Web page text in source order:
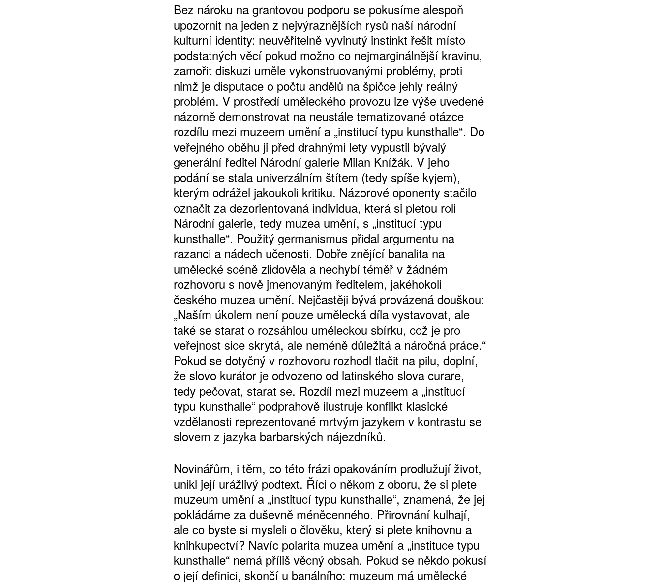
Bez nároku na grantovou podporu se pokusíme alespoň
upozornit na jeden z nejvýraznějších rysů naší národní
kulturní identity: neuvěřitelně vyvinutý instinkt řešit místo
podstatných věcí pokud možno co nejmarginálnější kravinu,
zamořit diskuzi uměle vykonstruovanými problémy, proti
nimž je disputace o počtu andělů na špičce jehly reálný
problém. V prostředí uměleckého provozu lze výše uvedené
názorně demonstrovat na neustále tematizované otázce
rozdílu mezi muzeem umění a „institucí typu kunsthalle“. Do
veřejného oběhu ji před drahnými lety vypustil bývalý
generální ředitel Národní galerie Milan Knížák. V jeho
podání se stala univerzálním štítem (tedy spíše kyjem),
kterým odrážel jakoukoli kritiku. Názorové oponenty stačilo
označit za dezorientovaná individua, která si pletou roli
Národní galerie, tedy muzea umění, s „institucí typu
kunsthalle“. Použitý germanismus přidal argumentu na
razanci a nádech učenosti. Dobře znějící banalita na
umělecké scéně zlidověla a nechybí téměř v žádném
rozhovoru s nově jmenovaným ředitelem, jakéhokoli
českého muzea umění. Nejčastěji bývá provázená douškou:
„Naším úkolem není pouze umělecká díla vystavovat, ale
také se starat o rozsáhlou uměleckou sbírku, což je pro
veřejnost sice skrytá, ale neméně důležitá a náročná práce.“
Pokud se dotyčný v rozhovoru rozhodl tlačit na pilu, doplní,
že slovo kurátor je odvozeno od latinského slova curare,
tedy pečovat, starat se. Rozdíl mezi muzeem a „institucí
typu kunsthalle“ podprahově ilustruje konflikt klasické
vzdělanosti reprezentované mrtvým jazykem v kontrastu se
slovem z jazyka barbarských nájezdníků.
Novinářům, i těm, co této frázi opakováním prodlužují život,
unikl její urážlivý podtext. Říci o někom z oboru, že si plete
muzeum umění a „institucí typu kunsthalle“, znamená, že jej
pokládáme za duševně méněcenného. Přirovnání kulhají,
ale co byste si mysleli o člověku, který si plete knihovnu a
knihkupectví? Navíc polarita muzea umění a „instituce typu
kunsthalle“ nemá příliš věcný obsah. Pokud se někdo pokusí
o její definici, skončí u banálního: muzeum má umělecké
ROČNÍ PŘEDPLATNÉ
10 TIŠTĚNÝCH ČÍSEL
365 DNÍ ONLINE VERZE
ČLENSKÁ KARTA ARTCARD
KOUPIT PŘEDPLATNÉ